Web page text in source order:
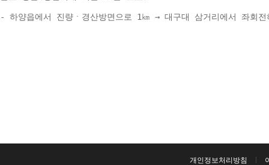
- 하양읍에서 진량ㆍ경산방면으로 1㎞ → 대구대 삼거리에서 좌
개인정보처리방침